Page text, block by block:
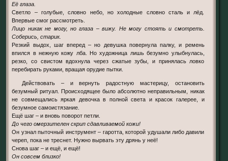
Её глаза.
Светло – голубые, словно небо, но холодные словно сталь и лёд.
Впервые смог рассмотреть.
Лицо никак не могу, но глаза – вижу. Не могу стоять и смотреть.
Соберись, старик.
Резкий выдох, шаг вперед – но девушка повернула палку, и ремень
впился в нежную кожу лба. Но художница лишь безумно улыбнулась,
резко, со свистом вдохнула через сжатые зубы, и принялась ловко
перебирать руками, вращая орудие пытки.
Действовать – и вернуть радостную мастерицу, остановить
безумный ритуал. Происходящее было абсолютно неправильным, никак
не совмещались яркая девочка в полной света и красок галерее, и
безумное самоистязание.
Ещё шаг – и вновь поворот петли.
До чего омерзителен скрип сдавливаемой кожи!
Он узнал пыточный инструмент – гаротта, которой удушали либо давили
череп, пока не треснет. Нужно вырвать эту дрянь у неё!
Снова шаг – и ещё, и ещё!
Он совсем близко!